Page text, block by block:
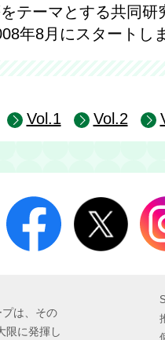
テーマとする共同研
年8月にスタートし
Vol.1 Vol.2
プは、その
限に発揮し